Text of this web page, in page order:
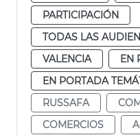
PARTICIPACIÓN
TODAS LAS
VALENCIA
EN
EN PORTADA
RUSSAFA
COMERCIOS